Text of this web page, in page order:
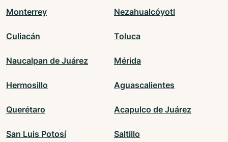
Monterrey Nezahualcóyotl
Culiacán Toluca
Naucalpan de Juárez Mérida
Hermosillo Aguascalientes
Querétaro Acapulco de Juárez
San Luis Potosí Saltillo